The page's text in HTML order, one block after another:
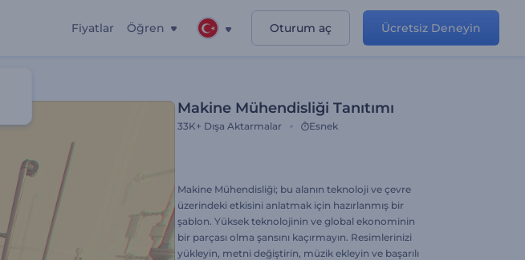
Fiyatlar Öğren Oturum aç Ücretsiz Deneyin
Makine Mühendisliği Tanıtımı
33K+ Dışa Aktarmalar Esnek
Makine Mühendisliği; bu alanın teknoloji ve çevre
üzerindeki etkisini anlatmak için hazırlanmış bir
şablon. Yüksek teknolojinin ve global ekonominin
bir parçası olma şansını kaçırmayın. Resimlerinizi
yükleyin, metni değiştirin, müzik ekleyin ve başarılı